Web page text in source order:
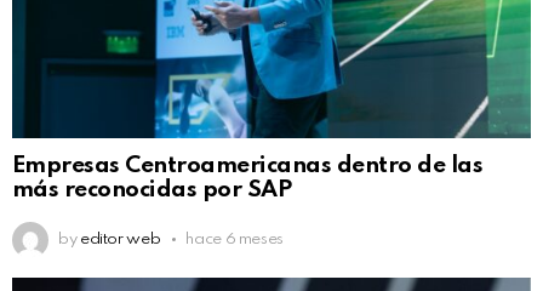
Empresas Centroamericanas dentro de las
más reconocidas por SAP
by editor web hace 6 meses